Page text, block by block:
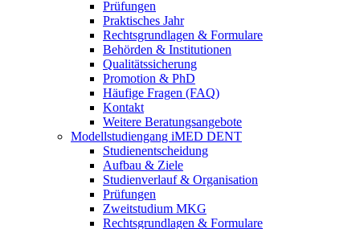
Prüfungen
Praktisches Jahr
Rechtsgrundlagen & Formulare
Behörden & Institutionen
Qualitätssicherung
Promotion & PhD
Häufige Fragen (FAQ)
Kontakt
Weitere Beratungsangebote
Modellstudiengang iMED DENT
Studienentscheidung
Aufbau & Ziele
Studienverlauf & Organisation
Prüfungen
Zweitstudium MKG
Rechtsgrundlagen & Formulare